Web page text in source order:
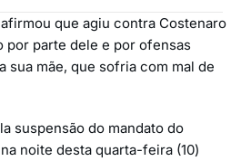
que agiu contra Costenaro
parte dele e por ofensas
sua mãe, que sofria com mal de
suspensão do mandato do
noite desta quarta-feira (10)